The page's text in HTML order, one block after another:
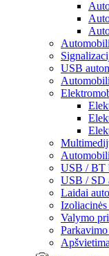
USB
USB / BT
USB / SD
Laidai
Izoliacinės
Valymo